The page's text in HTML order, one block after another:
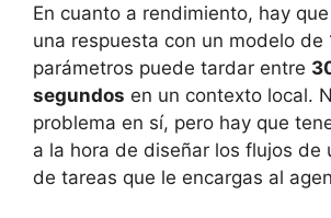
En cuanto a rendimiento, hay
una respuesta con un modelo de
parámetros puede tardar entre
segundos en un contexto local.
problema en sí, pero hay que
a la hora de diseñar los flujos de
de tareas que le encargas al